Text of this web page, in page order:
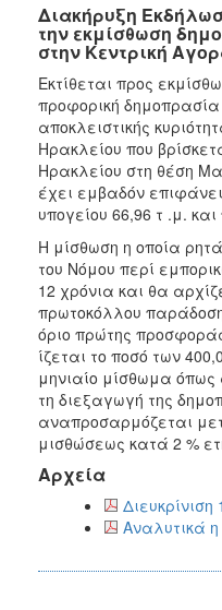
Διακήρυξη
την εκμίσθωση
στην Κεντρική
Εκτίθεται προς
προφορική
αποκλειστικής
Ηρακλείου που
Ηρακλείου στη θέση
έχει εμβαδόν
υπογείου 66,96 τ .μ.
Η μίσθωση η οποία
του Νόμου περί
12 χρόνια και θα
πρωτοκόλλου
όριο πρώτης
ίζεται το ποσό των
μηνιαίο μίσθωμα
τη διεξαγωγή της
αναπροσαρμόζεται
μισθώσεως κατά 2 %
Αρχεία
Διευκρίνιση
Αναλυτικά η